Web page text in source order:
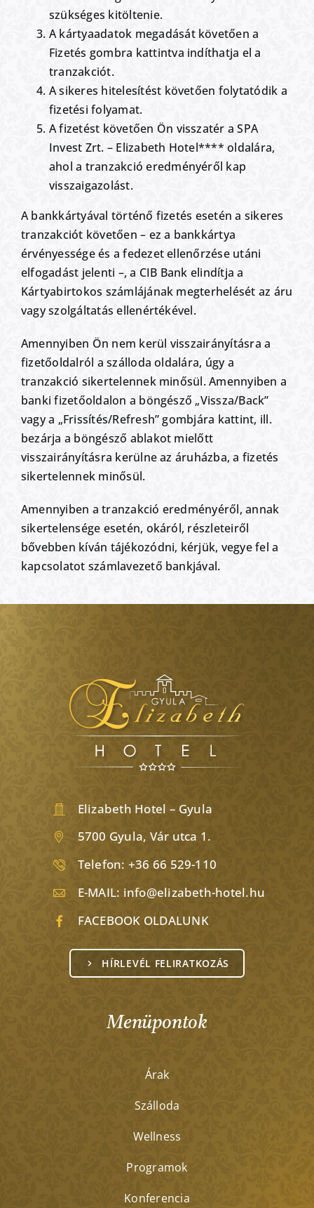
szükséges kitöltenie.
A kártyaadatok megadását követően a
Fizetés gombra kattintva indíthatja el a
tranzakciót.
A sikeres hitelesítést követően folytatódik a
fizetési folyamat.
A fizetést követően Ön visszatér a SPA
Invest Zrt. – Elizabeth Hotel**** oldalára,
ahol a tranzakció eredményéről kap
visszaigazolást.
A bankkártyával történő fizetés esetén a sikeres
tranzakciót követően – ez a bankkártya
érvényessége és a fedezet ellenőrzése utáni
elfogadást jelenti –, a CIB Bank elindítja a
Kártyabirtokos számlájának megterhelését az áru
vagy szolgáltatás ellenértékével.
Amennyiben Ön nem kerül visszairányításra a
fizetőoldalról a szálloda oldalára, úgy a
tranzakció sikertelennek minősül. Amennyiben a
banki fizetőoldalon a böngésző „Vissza/Back”
vagy a „Frissítés/Refresh” gombjára kattint, ill.
bezárja a böngésző ablakot mielőtt
visszairányításra kerülne az áruházba, a fizetés
sikertelennek minősül.
Amennyiben a tranzakció eredményéről, annak
sikertelensége esetén, okáról, részleteiről
bővebben kíván tájékozódni, kérjük, vegye fel a
kapcsolatot számlavezető bankjával.
Elizabeth Hotel – Gyula
5700 Gyula, Vár utca 1.
Telefon: +36 66 529-110
E-MAIL: info@elizabeth-hotel.hu
FACEBOOK OLDALUNK
HÍRLEVÉL FELIRATKOZÁS
Menüpontok
Árak
Szálloda
Wellness
Programok
Konferencia